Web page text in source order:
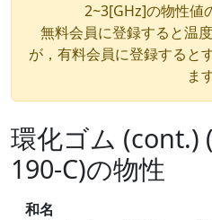
2~3[GHz]の物性値
無料会員に登録すると温
が，有料会員に登録すると
ま
環化ゴム (cont.)
190-C)の物性
和名